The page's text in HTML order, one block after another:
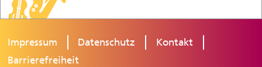
Impressum Datenschutz
Kontakt
Barrierefreiheit